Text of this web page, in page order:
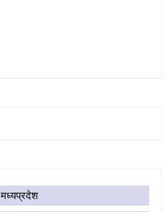
मध्यप्रदेश